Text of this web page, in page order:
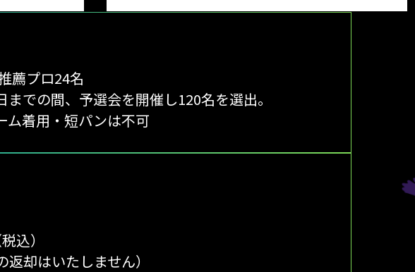
薦プロ24名
での間、予選会を開催し120名を選出。
着用・短パンは不可
込）
返却はいたしません）